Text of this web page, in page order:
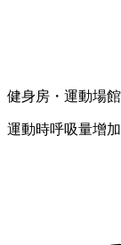
健身房・運動場館
運動時呼吸量增